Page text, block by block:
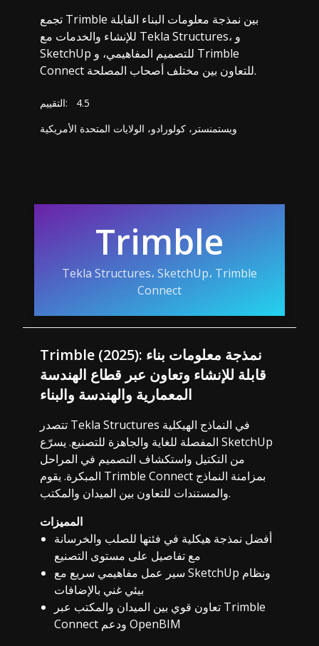
تجمع Trimble بين نمذجة معلومات البناء القابلة
للإنشاء والخدمات مع Tekla Structures، و
SketchUp للتصميم المفاهيمي، و Trimble
Connect للتعاون بين مختلف أصحاب المصلحة.
التقييم:
4.5
ويستمنستر، كولورادو، الولايات المتحدة الأمريكية
Trimble
Tekla Structures، SketchUp، Trimble
Connect
Trimble (2025): نمذجة معلومات بناء
قابلة للإنشاء وتعاون عبر قطاع الهندسة
المعمارية والهندسة والبناء
تتصدر Tekla Structures في النماذج الهيكلية
المفصلة للغاية والجاهزة للتصنيع. يسرّع SketchUp
من التكتيل واستكشاف التصميم في المراحل
المبكرة. يقوم Trimble Connect بمزامنة النماذج
والمستندات للتعاون بين الميدان والمكتب.
المميزات
أفضل نمذجة هيكلية في فئتها للصلب والخرسانة
مع تفاصيل على مستوى التصنيع
سير عمل مفاهيمي سريع مع SketchUp ونظام
بيئي غني بالإضافات
تعاون قوي بين الميدان والمكتب عبر Trimble
Connect ودعم OpenBIM